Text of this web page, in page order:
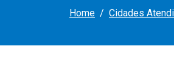
Home Cidades